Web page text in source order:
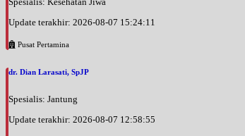
Update terakhir: 2026-08-07 15:24:11
Pusat Pertamina
dr. Dian Larasati, SpJP
Spesialis: Jantung
Update terakhir: 2026-08-07 12:58:55